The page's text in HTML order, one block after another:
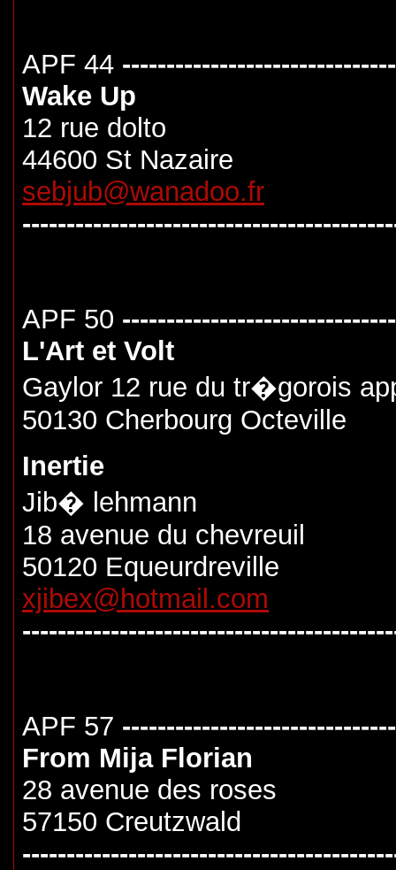
APF 44
Wake Up
12 rue dolto
44600 St Nazaire
sebjub@wanadoo.fr
APF 50
L'Art et Volt
Gaylor 12 rue du tr�gorois
50130 Cherbourg Octeville
Inertie
Jib� lehmann
18 avenue du chevreuil
50120 Equeurdreville
xjibex@hotmail.com
APF 57
From Mija Florian
28 avenue des roses
57150 Creutzwald